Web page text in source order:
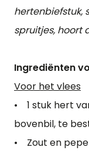
hertenbiefstuk,
spruitjes, hoort
Ingrediënten
Voor het vlees
• 1 stuk hert
bovenbil, te
• Zout en